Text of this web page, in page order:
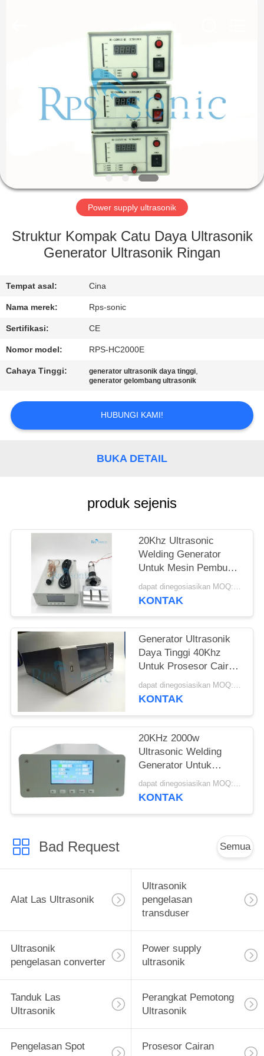
PRODUK
TUR
KONTROL
HUBUNGI
KAMI
KASUS
SITEMAP
Power supply ultrasonik
Struktur Kompak Catu Daya Ultrasonik
Generator Ultrasonik Ringan
Tempat asal: Cina
Nama merek: Rps-sonic
Sertifikasi: CE
Nomor model: RPS-HC2000E
Cahaya Tinggi: generator ultrasonik daya tinggi,
generator gelombang ultrasonik
HUBUNGI KAMI!
BUKA DETAIL
produk sejenis
20Khz Ultrasonic
Welding Generator
Untuk Mesin Pembuat
Masker Ultrasonic
Mask Slicer
dapat dinegosiasikan MOQ:1 buah
KONTAK
Generator Ultrasonik
Daya Tinggi 40Khz
Untuk Prosesor Cair
Pemotong Las
dapat dinegosiasikan MOQ:1 buah
KONTAK
20KHz 2000w
Ultrasonic Welding
Generator Untuk
Masker Slicer
dapat dinegosiasikan MOQ:1 buah
KONTAK
Bad Request Semua
Alat Las Ultrasonik
Ultrasonik
pengelasan
transduser
Ultrasonik
pengelasan converter
Power supply
ultrasonik
Tanduk Las
Ultrasonik
Perangkat Pemotong
Ultrasonik
Pengelasan Spot
Prosesor Cairan